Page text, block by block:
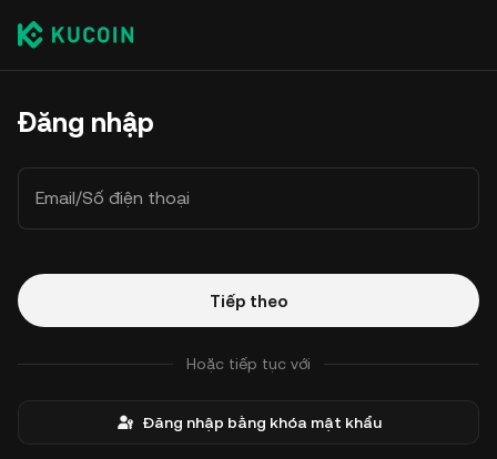
Đăng nhập
Email/Số điện thoại
Tiếp theo
Hoặc tiếp tục với
Đăng nhập bằng khóa mật khẩu